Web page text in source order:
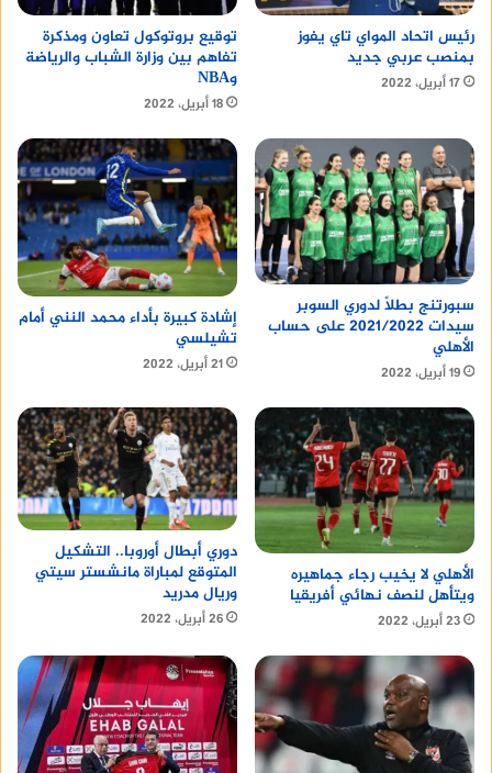
رئيس اتحاد المواي تاي يفوز
بمنصب عربي جديد
17 أبريل، 2022
توقيع بروتوكول تعاون ومذكرة
تفاهم بين وزارة الشباب والرياضة
وNBA
18 أبريل، 2022
سبورتنج بطلًا لدوري السوبر
سيدات 2021/2022 على حساب
الأهلي
19 أبريل، 2022
إشادة كبيرة بأداء محمد النني أمام
تشيلسي
21 أبريل، 2022
الأهلي لا يخيب رجاء جماهيره
ويتأهل لنصف نهائي أفريقيا
23 أبريل، 2022
دوري أبطال أوروبا.. التشكيل
المتوقع لمباراة مانشستر سيتي
وريال مدريد
26 أبريل، 2022